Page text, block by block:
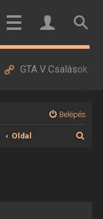
GTA V Csalások
Belépés
Oldal